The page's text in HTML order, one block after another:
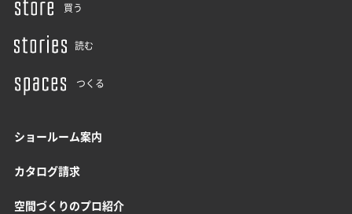
買う
読む
つくる
ショールーム案内
カタログ請求
空間づくりのプロ紹介